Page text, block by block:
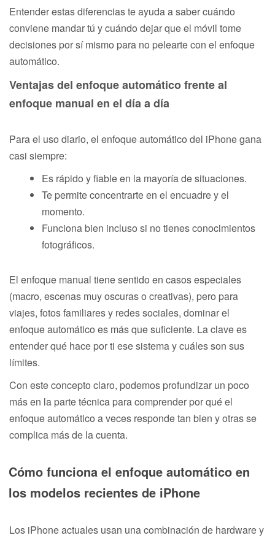
Entender estas diferencias te ayuda a saber cuándo
conviene mandar tú y cuándo dejar que el móvil tome
decisiones por sí mismo para no pelearte con el enfoque
automático.
Ventajas del enfoque automático frente al
enfoque manual en el día a día
Para el uso diario, el enfoque automático del iPhone gana
casi siempre:
Es rápido y fiable en la mayoría de situaciones.
Te permite concentrarte en el encuadre y el
momento.
Funciona bien incluso si no tienes conocimientos
fotográficos.
El enfoque manual tiene sentido en casos especiales
(macro, escenas muy oscuras o creativas), pero para
viajes, fotos familiares y redes sociales, dominar el
enfoque automático es más que suficiente. La clave es
entender qué hace por ti ese sistema y cuáles son sus
límites.
Con este concepto claro, podemos profundizar un poco
más en la parte técnica para comprender por qué el
enfoque automático a veces responde tan bien y otras se
complica más de la cuenta.
Cómo funciona el enfoque automático en
los modelos recientes de iPhone
Los iPhone actuales usan una combinación de hardware y